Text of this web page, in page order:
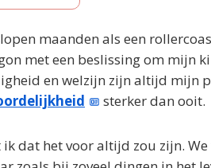
maanden als een
met een beslissing om mijn
en welzijn zijn altijd mijn
sterker dan ooit.
dat het voor altijd zou zijn.